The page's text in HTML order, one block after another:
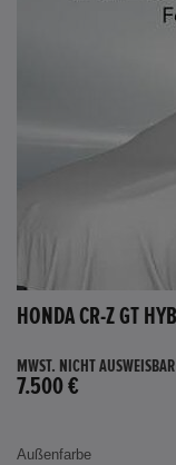
MWST. NICHT AUSWEISBAR
7.500 €
Außenfarbe